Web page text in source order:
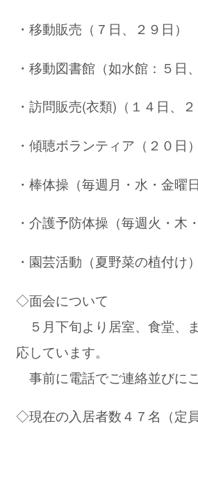
・移動販売（７日、２９日）
・移動図書館（如水館：５日
・訪問販売(衣類)（１４日、２
・傾聴ボランティア（２０日）
・棒体操（毎週月・水・金曜日
・介護予防体操（毎週火・木
・園芸活動（夏野菜の植付け）
◇面会について
５月下旬より居室、食堂、
応しています。
事前に電話でご連絡並びに
◇現在の入居者数４７名（定員